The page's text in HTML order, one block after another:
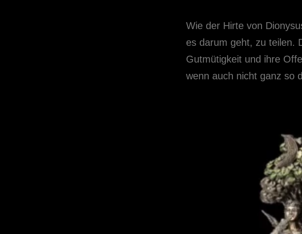
Wie der Hirte von
es darum geht, zu teilen.
Gutmütigkeit und ihre
wenn auch nicht ganz so